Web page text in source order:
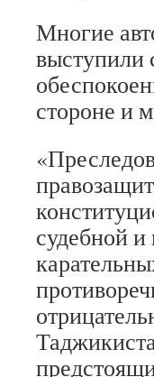
Многие
выступили
стороне и
судебной